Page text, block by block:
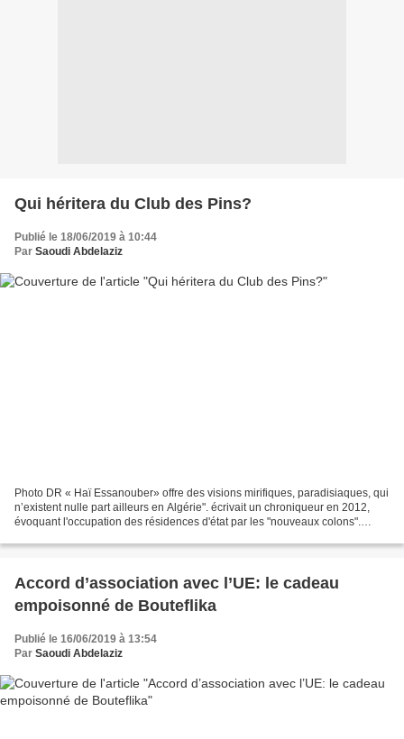
Qui héritera du Club des Pins?
Publié le 18/06/2019 à 10:44
Par Saoudi Abdelaziz
Photo DR « Haï Essanouber» offre des visions mirifiques, paradisiaques, qui
n’existent nulle part ailleurs en Algérie". écrivait un chroniqueur en 2012,
évoquant l'occupation des résidences d'état par les "nouveaux colons".
Accord d’association avec l’UE: le cadeau
empoisonné de Bouteflika
Publié le 16/06/2019 à 13:54
Par Saoudi Abdelaziz